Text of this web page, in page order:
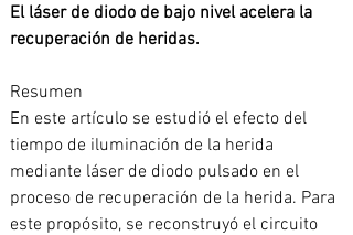
El láser de diodo de bajo nivel acelera la
recuperación de heridas.
Resumen
En este artículo se estudió el efecto del
tiempo de iluminación de la herida
mediante láser de diodo pulsado en el
proceso de recuperación de la herida. Para
este propósito, se reconstruyó el circuito